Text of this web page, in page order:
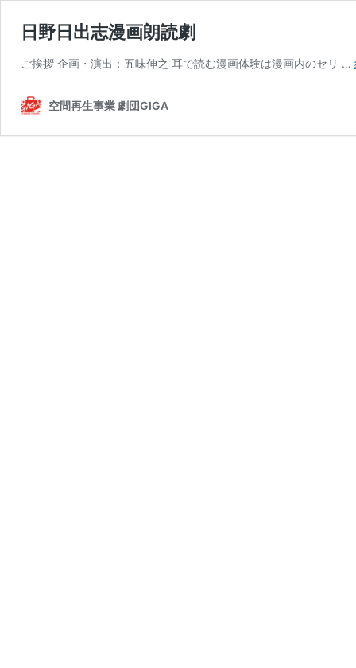
日野日出志漫画朗読劇
ご挨拶 企画・演出：五味伸之 耳で読む漫画体験は漫画内のセリ …
空間再生事業 劇団GIGA